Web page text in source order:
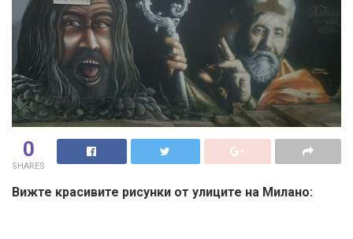
0
SHARES
Вижте красивите рисунки от улиците на Милано: